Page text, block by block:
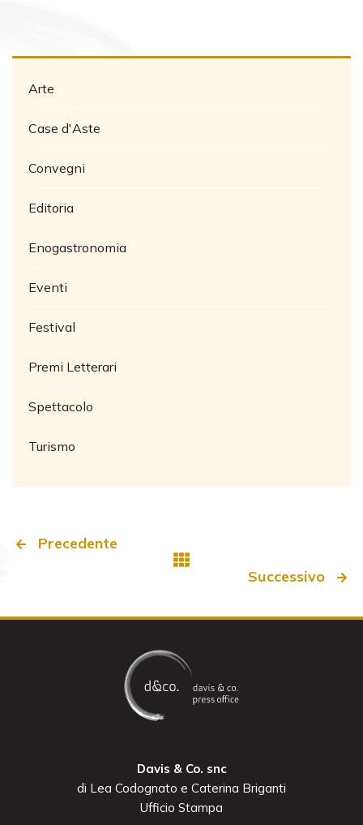
Arte
Case d'Aste
Convegni
Editoria
Enogastronomia
Eventi
Festival
Premi Letterari
Spettacolo
Turismo
Precedente
Successivo
Davis & Co. snc
di Lea Codognato e Caterina Briganti
Ufficio Stampa